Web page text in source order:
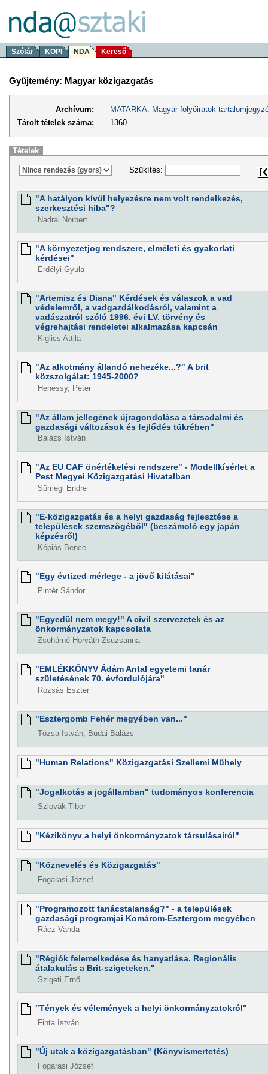
Szótár KOPI NDA Kereső
Gyűjtemény: Magyar közigazgatás
Archívum:
MATARKA: Magyar folyóiratok
Tárolt tételek száma:
1360
Tételek
Szűkítés:
"A hatályon kívül helyezésre nem volt rendelkezés,
szerkesztési hiba"?
Nadrai Norbert
"A környezetjog rendszere, elméleti és gyakorlati
kérdései"
Erdélyi Gyula
"Artemisz és Diana" Kérdések és válaszok a vad
védelemről, a vadgazdálkodásról, valamint a
vadászatról szóló 1996. évi LV. törvény és
végrehajtási rendeletei alkalmazása kapcsán
Kiglics Attila
"Az alkotmány állandó nehezéke...?" A brit
közszolgálat: 1945-2000?
Henessy, Peter
"Az állam jellegének újragondolása a társadalmi és
gazdasági változások és fejlődés tükrében"
Balázs István
"Az EU CAF önértékelési rendszere" - Modellkísérlet a
Pest Megyei Közigazgatási Hivatalban
Sümegi Endre
"E-közigazgatás és a helyi gazdaság fejlesztése a
települések szemszögéből" (beszámoló egy japán
képzésről)
Kópiás Bence
"Egy évtized mérlege - a jövő kilátásai"
Pintér Sándor
"Egyedül nem megy!" A civil szervezetek és az
önkormányzatok kapcsolata
Zsohárné Horváth Zsuzsanna
"EMLÉKKÖNYV Ádám Antal egyetemi tanár
születésének 70. évfordulójára"
Rózsás Eszter
"Esztergomb Fehér megyében van..."
Tózsa István, Budai Balázs
"Human Relations" Közigazgatási Szellemi Műhely
"Jogalkotás a jogállamban" tudományos konferencia
Szlovák Tibor
"Kézikönyv a helyi önkormányzatok társulásairól"
"Köznevelés és Közigazgatás"
Fogarasi József
"Programozott tanácstalanság?" - a települések
gazdasági programjai Komárom-Esztergom megyében
Rácz Vanda
"Régiók felemelkedése és hanyatlása. Regionális
átalakulás a Brit-szigeteken."
Szigeti Ernő
"Tények és vélemények a helyi önkormányzatokról"
Finta István
"Új utak a közigazgatásban" (Könyvismertetés)
Fogarasi József